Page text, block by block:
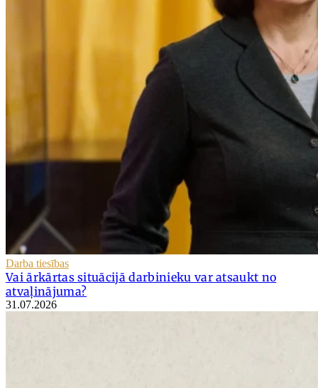
Darba tiesības
Vai ārkārtas situācijā darbinieku var atsaukt no
atvaļinājuma?
31.07.2026